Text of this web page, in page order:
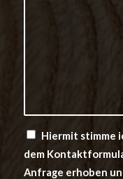
Hiermit stimme
dem
Anfrage erhoben